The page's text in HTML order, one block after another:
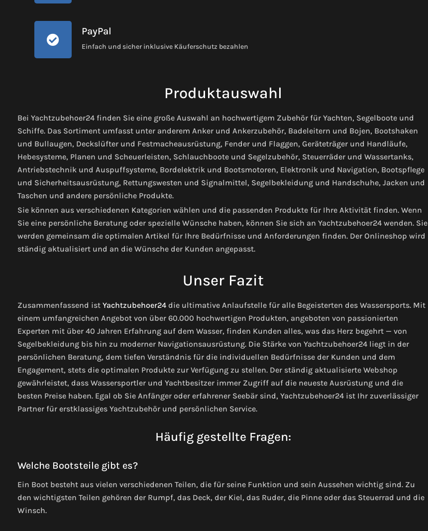
PayPal
Einfach und sicher inklusive Käuferschutz bezahlen
Produktauswahl
Bei Yachtzubehoer24 finden Sie eine große Auswahl an hochwertigem Zubehör für Yachten, Segelboote und
Schiffe. Das Sortiment umfasst unter anderem Anker und Ankerzubehör, Badeleitern und Bojen, Bootshaken
und Bullaugen, Deckslüfter und Festmacheausrüstung, Fender und Flaggen, Geräteträger und Handläufe,
Hebesysteme, Planen und Scheuerleisten, Schlauchboote und Segelzubehör, Steuerräder und Wassertanks,
Antriebstechnik und Auspuffsysteme, Bordelektrik und Bootsmotoren, Elektronik und Navigation, Bootspflege
und Sicherheitsausrüstung, Rettungswesten und Signalmittel, Segelbekleidung und Handschuhe, Jacken und
Taschen und andere persönliche Produkte.
Sie können aus verschiedenen Kategorien wählen und die passenden Produkte für Ihre Aktivität finden. Wenn
Sie eine persönliche Beratung oder spezielle Wünsche haben, können Sie sich an Yachtzubehoer24 wenden. Sie
werden gemeinsam die optimalen Artikel für Ihre Bedürfnisse und Anforderungen finden. Der Onlineshop wird
ständig aktualisiert und an die Wünsche der Kunden angepasst.
Unser Fazit
Zusammenfassend ist Yachtzubehoer24 die ultimative Anlaufstelle für alle Begeisterten des Wassersports. Mit
einem umfangreichen Angebot von über 60.000 hochwertigen Produkten, angeboten von passionierten
Experten mit über 40 Jahren Erfahrung auf dem Wasser, finden Kunden alles, was das Herz begehrt — von
Segelbekleidung bis hin zu moderner Navigationsausrüstung. Die Stärke von Yachtzubehoer24 liegt in der
persönlichen Beratung, dem tiefen Verständnis für die individuellen Bedürfnisse der Kunden und dem
Engagement, stets die optimalen Produkte zur Verfügung zu stellen. Der ständig aktualisierte Webshop
gewährleistet, dass Wassersportler und Yachtbesitzer immer Zugriff auf die neueste Ausrüstung und die
besten Preise haben. Egal ob Sie Anfänger oder erfahrener Seebär sind, Yachtzubehoer24 ist Ihr zuverlässiger
Partner für erstklassiges Yachtzubehör und persönlichen Service.
Häufig gestellte Fragen:
Welche Bootsteile gibt es?
Ein Boot besteht aus vielen verschiedenen Teilen, die für seine Funktion und sein Aussehen wichtig sind. Zu
den wichtigsten Teilen gehören der Rumpf, das Deck, der Kiel, das Ruder, die Pinne oder das Steuerrad und die
Winsch.